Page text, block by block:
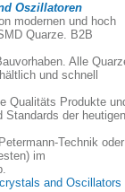
Oszillatoren
modernen und hoch
Quarze. B2B
Alle
und schnell
Qualitäts Produkte
Standards der heutigen
Technik oder
im
and Oscillators